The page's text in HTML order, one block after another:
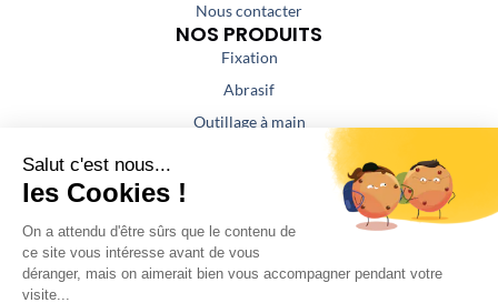
Nous contacter
NOS PRODUITS
Fixation
Abrasif
Outillage à main
NOS PRESTATIONS
Aspiration / Air comprimé